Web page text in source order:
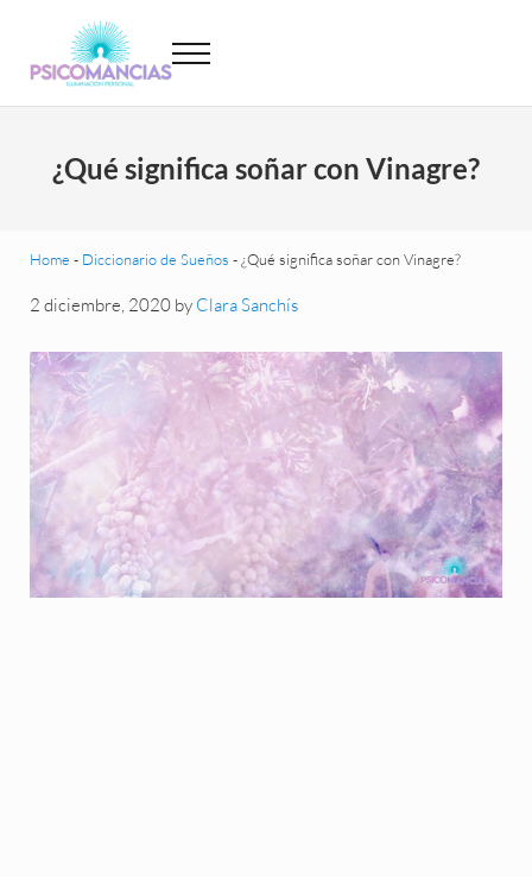
Psicomancias
Menu
¿Qué significa soñar con Vinagre?
Home - Diccionario de Sueños -¿Qué significa soñar con Vinagre?
2 diciembre, 2020 by Clara Sanchís